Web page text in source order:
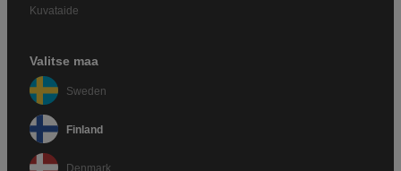
Kuvataide
Valitse maa
Sweden
Finland
Denmark